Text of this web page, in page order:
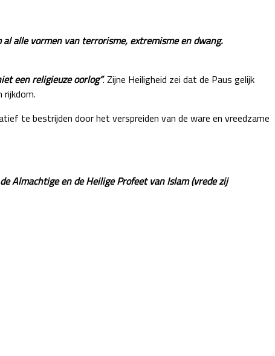
alle vormen van terrorisme, extremisme en dwang.
een religieuze oorlog”. Zijne Heiligheid zei dat de Paus gelijk
rijkdom.
te bestrijden door het verspreiden van de ware en vreedzame
Almachtige en de Heilige Profeet van Islam (vrede zij